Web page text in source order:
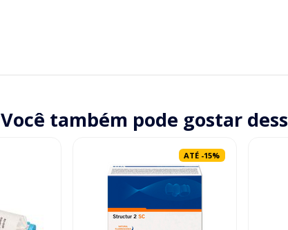
Você também pode gostar
ATÉ -15%